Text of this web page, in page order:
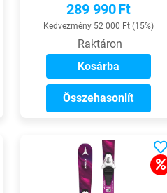
289 990Ft
Kedvezmény 52 000 Ft (15%)
Raktáron
Kosárba
Összehasonlít